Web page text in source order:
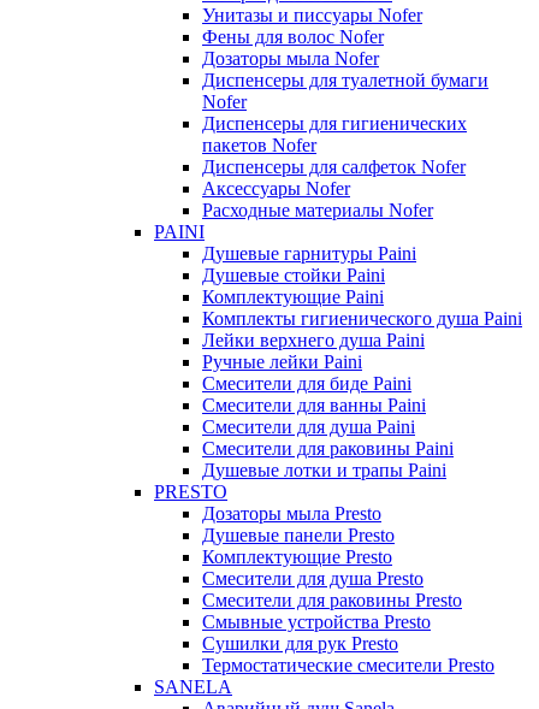
Унитазы и писсуары Nofer
Фены для волос Nofer
Дозаторы мыла Nofer
Диспенсеры для туалетной бумаги
Nofer
Диспенсеры для гигиенических
пакетов Nofer
Диспенсеры для салфеток Nofer
Аксессуары Nofer
Расходные материалы Nofer
PAINI
Душевые гарнитуры Paini
Душевые стойки Paini
Комплектующие Paini
Комплекты гигиенического душа Paini
Лейки верхнего душа Paini
Ручные лейки Paini
Смесители для биде Paini
Смесители для ванны Paini
Смесители для душа Paini
Смесители для раковины Paini
Душевые лотки и трапы Paini
PRESTO
Дозаторы мыла Presto
Душевые панели Presto
Комплектующие Presto
Смесители для душа Presto
Смесители для раковины Presto
Смывные устройства Presto
Сушилки для рук Presto
Термостатические смесители Presto
SANELA